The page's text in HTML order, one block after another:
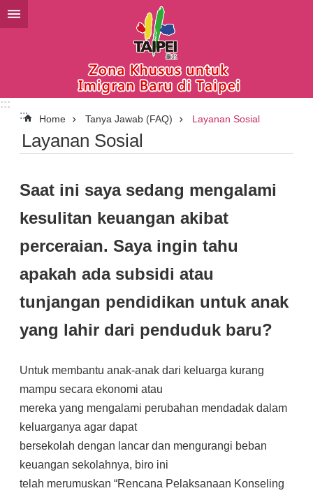
Lompat ke blok konten utama
:::
:::
Home Tanya Jawab (FAQ) Layanan Sosial
Layanan Sosial
Saat ini saya sedang mengalami
kesulitan keuangan akibat
perceraian. Saya ingin tahu
apakah ada subsidi atau
tunjangan pendidikan untuk anak
yang lahir dari penduduk baru?
Untuk membantu anak-anak dari keluarga kurang
mampu secara ekonomi atau
mereka yang mengalami perubahan mendadak dalam
keluarganya agar dapat
bersekolah dengan lancar dan mengurangi beban
keuangan sekolahnya, biro ini
telah merumuskan “Rencana Pelaksanaan Konseling